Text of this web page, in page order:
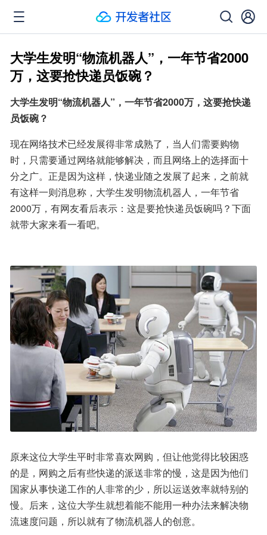
大学生发明“物流机器人”，一年节省2000
万，这要抢快递员饭碗？
大学生发明“物流机器人”，一年节省2000万，这要抢快递
员饭碗？
现在网络技术已经发展得非常成熟了，当人们需要购物
时，只需要通过网络就能够解决，而且网络上的选择面十
分之广。正是因为这样，快递业随之发展了起来，之前就
有这样一则消息称，大学生发明物流机器人，一年节省
2000万，有网友看后表示：这是要抢快递员饭碗吗？下面
就带大家来看一看吧。
原来这位大学生平时非常喜欢网购，但让他觉得比较困惑
的是，网购之后有些快递的派送非常的慢，这是因为他们
国家从事快递工作的人非常的少，所以运送效率就特别的
慢。后来，这位大学生就想着能不能用一种办法来解决物
流速度问题，所以就有了物流机器人的创意。